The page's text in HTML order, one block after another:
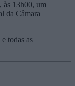
às 13h00, um
da Câmara
todas as